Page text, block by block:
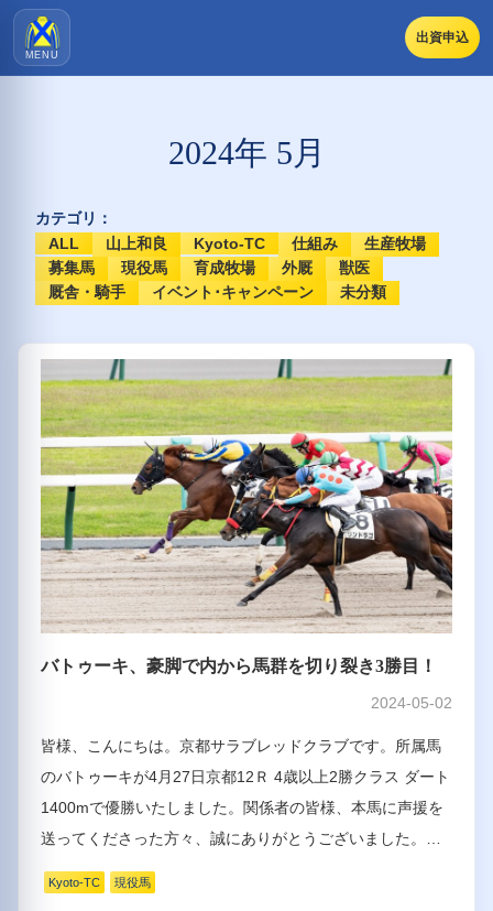
MENU
出資申込
2024年 5月
カテゴリ：
ALL
山上和良 Kyoto-TC 仕組み
生産牧場
募集馬
現役馬 育成牧場 外厩
獣医
厩舎・騎手
イベント･キャンペーン 未分類
バトゥーキ、豪脚で内から馬群を切り裂き3勝目！
2024-05-02
皆様、こんにちは。京都サラブレッドクラブです。所属馬
のバトゥーキが4月27日京都12Ｒ 4歳以上2勝クラス ダート
1400mで優勝いたしました。関係者の皆様、本馬に声援を
送ってくださった方々、誠にありがとうございました。…
Kyoto-TC 現役馬